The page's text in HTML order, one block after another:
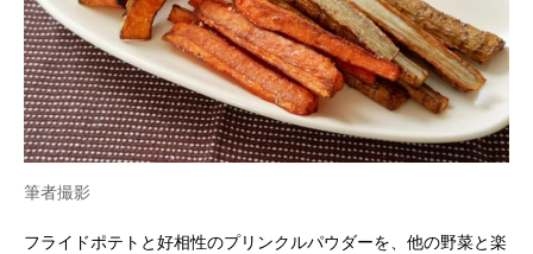
筆者撮影
フライドポテトと好相性のプリンクルパウダーを、他の野菜と楽